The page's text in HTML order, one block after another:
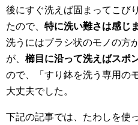
後にすぐ洗えば固まってこび
たので、 特に洗い難さは感じ
洗うにはブラシ状のモノの方
が、 櫛目に沿って洗えばスポ
ので、「すり鉢を洗う専用の
大丈夫でした。
下記の記事では、たわしを使